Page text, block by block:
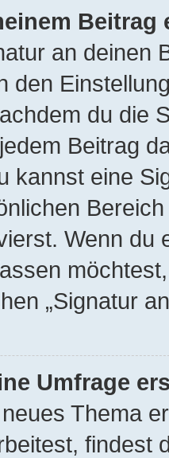
an deinen
den
du die
Beitrag
kannst eine
Wenn du
„Signatur
Umfrage
Thema
findest